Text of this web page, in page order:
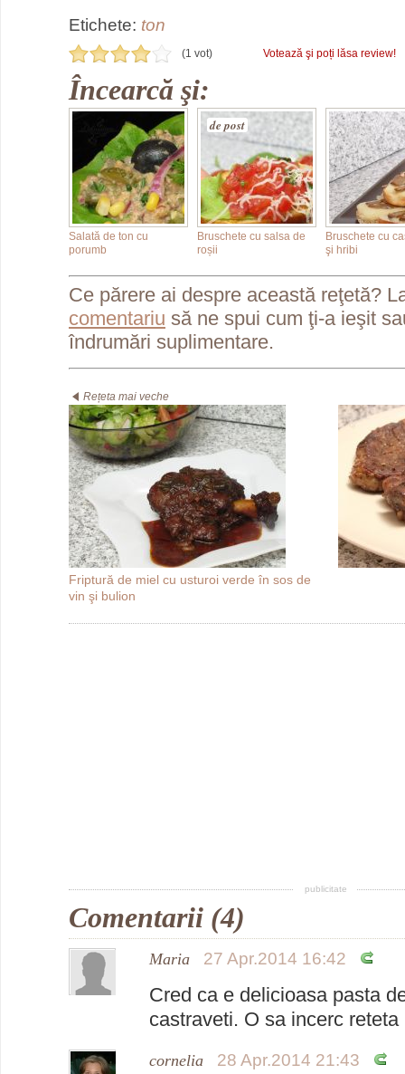
Etichete: ton
(1 vot) Votează şi poți lăsa review!
Încearcă şi:
Salată de ton cu
porumb
de post
Bruschete cu salsa de
roșii
Bruschete cu
şi hribi
Ce părere ai despre această reţetă?
comentariu să ne spui cum ţi-a ieşit
îndrumări suplimentare.
Rețeta mai veche
Friptură de miel cu usturoi verde în sos de
vin şi bulion
publicitate
Comentarii (4)
Maria 27 Apr.2014 16:42
Cred ca e delicioasa pasta
castraveti. O sa incerc reteta
cornelia 28 Apr.2014 21:43